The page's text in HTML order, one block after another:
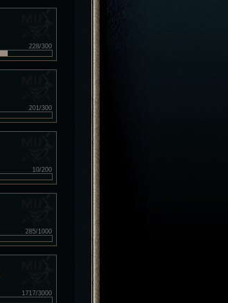
228/300
201/300
10/200
285/1000
1717/3000